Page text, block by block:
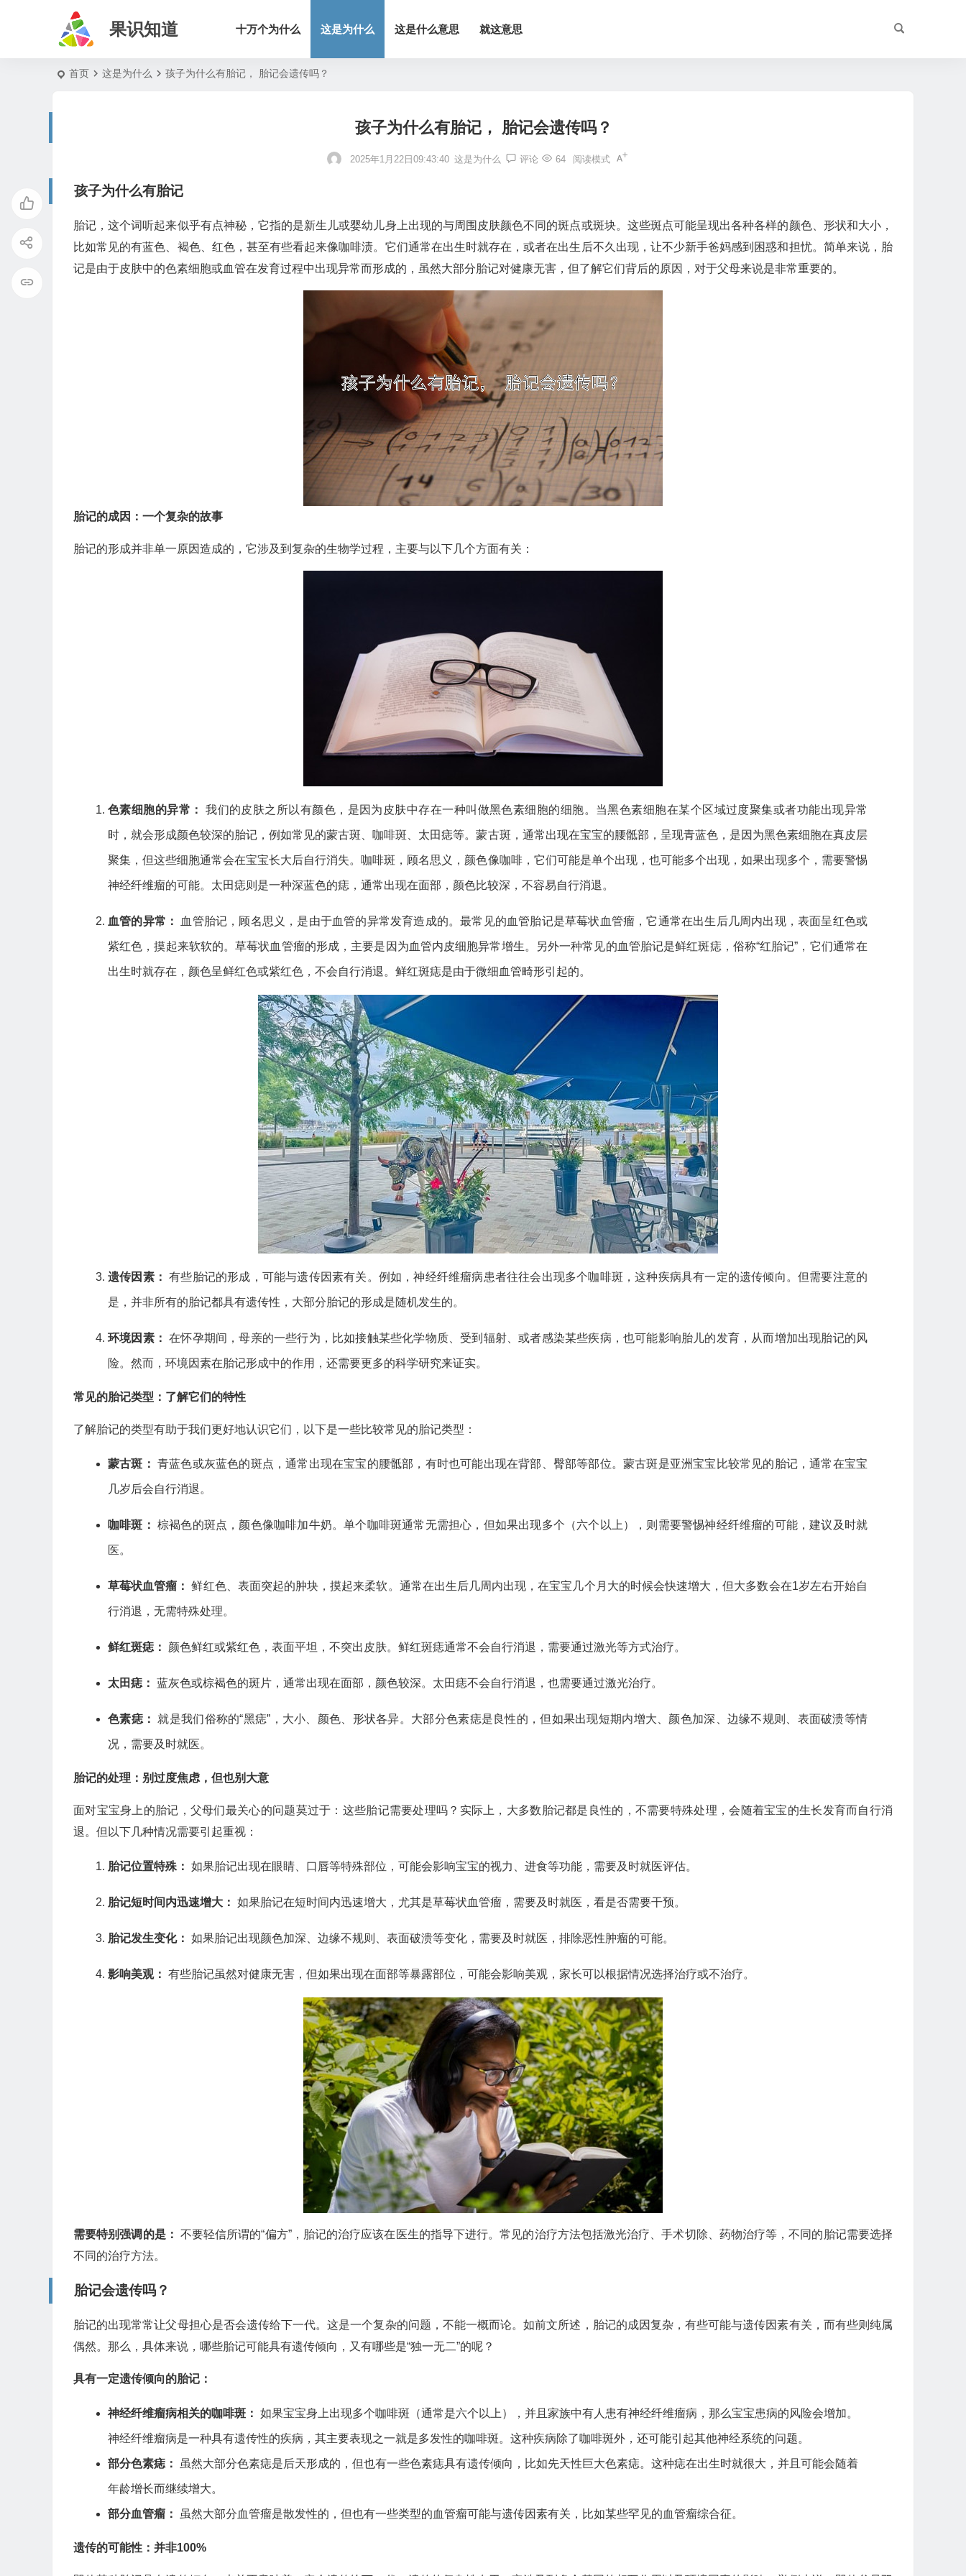
果识知道 十万个为什么 这是为什么 这是什么意思 就这意思
首页 这是为什么 孩子为什么有胎记， 胎记会遗传吗？
孩子为什么有胎记， 胎记会遗传吗？
2025年1月22日09:43:40 这是为什么 评论 64 阅读模式
孩子为什么有胎记
胎记，这个词听起来似乎有点神秘，它指的是新生儿或婴幼儿身上出现的与周围皮肤颜色不同的斑点或斑块。这些斑点可能呈现出各种各样的颜色、形状和大小，
比如常见的有蓝色、褐色、红色，甚至有些看起来像咖啡渍。它们通常在出生时就存在，或者在出生后不久出现，让不少新手爸妈感到困惑和担忧。简单来说，胎
记是由于皮肤中的色素细胞或血管在发育过程中出现异常而形成的，虽然大部分胎记对健康无害，但了解它们背后的原因，对于父母来说是非常重要的。
胎记的成因：一个复杂的故事
胎记的形成并非单一原因造成的，它涉及到复杂的生物学过程，主要与以下几个方面有关：
色素细胞的异常： 我们的皮肤之所以有颜色，是因为皮肤中存在一种叫做黑色素细胞的细胞。当黑色素细胞在某个区域过度聚集或者功能出现异常
时，就会形成颜色较深的胎记，例如常见的蒙古斑、咖啡斑、太田痣等。蒙古斑，通常出现在宝宝的腰骶部，呈现青蓝色，是因为黑色素细胞在真皮层
聚集，但这些细胞通常会在宝宝长大后自行消失。咖啡斑，顾名思义，颜色像咖啡，它们可能是单个出现，也可能多个出现，如果出现多个，需要警惕
神经纤维瘤的可能。太田痣则是一种深蓝色的痣，通常出现在面部，颜色比较深，不容易自行消退。
血管的异常： 血管胎记，顾名思义，是由于血管的异常发育造成的。最常见的血管胎记是草莓状血管瘤，它通常在出生后几周内出现，表面呈红色或
紫红色，摸起来软软的。草莓状血管瘤的形成，主要是因为血管内皮细胞异常增生。另外一种常见的血管胎记是鲜红斑痣，俗称“红胎记”，它们通常在
出生时就存在，颜色呈鲜红色或紫红色，不会自行消退。鲜红斑痣是由于微细血管畸形引起的。
遗传因素： 有些胎记的形成，可能与遗传因素有关。例如，神经纤维瘤病患者往往会出现多个咖啡斑，这种疾病具有一定的遗传倾向。但需要注意的
是，并非所有的胎记都具有遗传性，大部分胎记的形成是随机发生的。
环境因素： 在怀孕期间，母亲的一些行为，比如接触某些化学物质、受到辐射、或者感染某些疾病，也可能影响胎儿的发育，从而增加出现胎记的风
险。然而，环境因素在胎记形成中的作用，还需要更多的科学研究来证实。
常见的胎记类型：了解它们的特性
了解胎记的类型有助于我们更好地认识它们，以下是一些比较常见的胎记类型：
蒙古斑： 青蓝色或灰蓝色的斑点，通常出现在宝宝的腰骶部，有时也可能出现在背部、臀部等部位。蒙古斑是亚洲宝宝比较常见的胎记，通常在宝宝
几岁后会自行消退。
咖啡斑： 棕褐色的斑点，颜色像咖啡加牛奶。单个咖啡斑通常无需担心，但如果出现多个（六个以上），则需要警惕神经纤维瘤的可能，建议及时就
医。
草莓状血管瘤： 鲜红色、表面突起的肿块，摸起来柔软。通常在出生后几周内出现，在宝宝几个月大的时候会快速增大，但大多数会在1岁左右开始自
行消退，无需特殊处理。
鲜红斑痣： 颜色鲜红或紫红色，表面平坦，不突出皮肤。鲜红斑痣通常不会自行消退，需要通过激光等方式治疗。
太田痣： 蓝灰色或棕褐色的斑片，通常出现在面部，颜色较深。太田痣不会自行消退，也需要通过激光治疗。
色素痣： 就是我们俗称的“黑痣”，大小、颜色、形状各异。大部分色素痣是良性的，但如果出现短期内增大、颜色加深、边缘不规则、表面破溃等情
况，需要及时就医。
胎记的处理：别过度焦虑，但也别大意
面对宝宝身上的胎记，父母们最关心的问题莫过于：这些胎记需要处理吗？实际上，大多数胎记都是良性的，不需要特殊处理，会随着宝宝的生长发育而自行消
退。但以下几种情况需要引起重视：
胎记位置特殊： 如果胎记出现在眼睛、口唇等特殊部位，可能会影响宝宝的视力、进食等功能，需要及时就医评估。
胎记短时间内迅速增大： 如果胎记在短时间内迅速增大，尤其是草莓状血管瘤，需要及时就医，看是否需要干预。
胎记发生变化： 如果胎记出现颜色加深、边缘不规则、表面破溃等变化，需要及时就医，排除恶性肿瘤的可能。
影响美观： 有些胎记虽然对健康无害，但如果出现在面部等暴露部位，可能会影响美观，家长可以根据情况选择治疗或不治疗。
需要特别强调的是： 不要轻信所谓的“偏方”，胎记的治疗应该在医生的指导下进行。常见的治疗方法包括激光治疗、手术切除、药物治疗等，不同的胎记需要选择
不同的治疗方法。
胎记会遗传吗？
胎记的出现常常让父母担心是否会遗传给下一代。这是一个复杂的问题，不能一概而论。如前文所述，胎记的成因复杂，有些可能与遗传因素有关，而有些则纯属
偶然。那么，具体来说，哪些胎记可能具有遗传倾向，又有哪些是“独一无二”的呢？
具有一定遗传倾向的胎记：
神经纤维瘤病相关的咖啡斑： 如果宝宝身上出现多个咖啡斑（通常是六个以上），并且家族中有人患有神经纤维瘤病，那么宝宝患病的风险会增加。
神经纤维瘤病是一种具有遗传性的疾病，其主要表现之一就是多发性的咖啡斑。这种疾病除了咖啡斑外，还可能引起其他神经系统的问题。
部分色素痣： 虽然大部分色素痣是后天形成的，但也有一些色素痣具有遗传倾向，比如先天性巨大色素痣。这种痣在出生时就很大，并且可能会随着
年龄增长而继续增大。
部分血管瘤： 虽然大部分血管瘤是散发性的，但也有一些类型的血管瘤可能与遗传因素有关，比如某些罕见的血管瘤综合征。
遗传的可能性：并非100%